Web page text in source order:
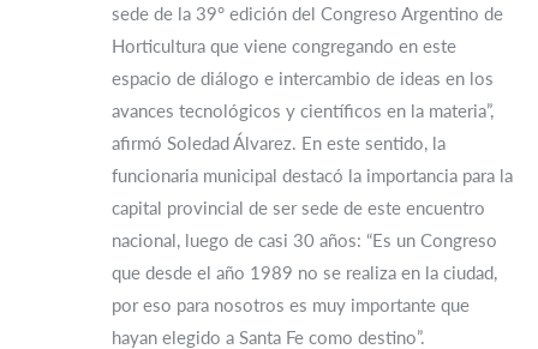
sede de la 39° edición del Congreso Argentino de
Horticultura que viene congregando en este
espacio de diálogo e intercambio de ideas en los
avances tecnológicos y científicos en la materia”,
afirmó Soledad Álvarez. En este sentido, la
funcionaria municipal destacó la importancia para la
capital provincial de ser sede de este encuentro
nacional, luego de casi 30 años: “Es un Congreso
que desde el año 1989 no se realiza en la ciudad,
por eso para nosotros es muy importante que
hayan elegido a Santa Fe como destino”.